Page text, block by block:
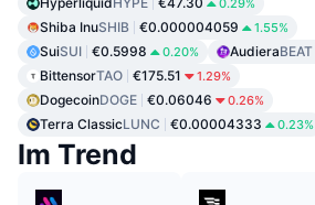
0.29%
Shiba InuSHIB €0.000004059 1.55%
SuiSUI €0.5998 0.20% AudieraBEAT
BittensorTAO €175.51 1.29%
DogecoinDOGE €0.06046 0.26%
Terra ClassicLUNC €0.00004333 0.23%
Im Trend